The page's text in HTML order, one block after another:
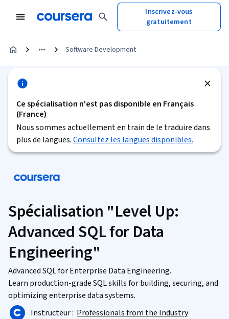
Inscrivez-vous
gratuitement
Software Development
Ce spécialisation n'est pas disponible en Français
(France)
Nous sommes actuellement en train de le traduire dans
plus de langues.Consultez les langues disponibles.
Spécialisation "Level Up:
Advanced SQL for Data
Engineering"
Advanced SQL for Enterprise Data Engineering.
Learn production-grade SQL skills for building, securing, and
optimizing enterprise data systems.
Instructeur : Professionals from the Industry